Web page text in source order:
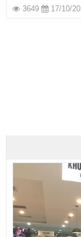
3649 17/10/